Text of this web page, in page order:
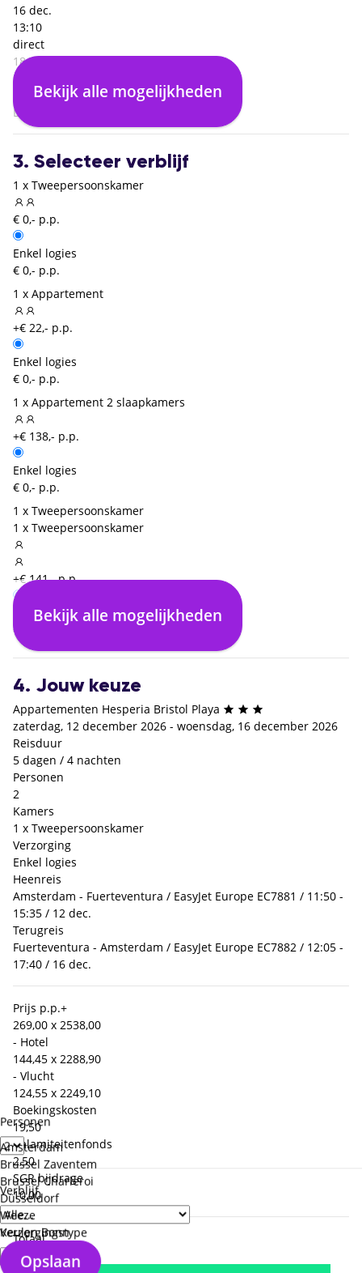
Personen
Verblijf
Verzorgingstype
Amsterdam
Brussel Zaventem
Brussel Charleroi
Düsseldorf
Weeze
Keulen Bonn
Opslaan
16 dec.
13:10
direct
18:35
Fuerteventura (FUE)
04:25
Dusseldorf (DUS)
Bekijk alle mogelijkheden
3. Selecteer verblijf
1 x Tweepersoonskamer
€ 0,- p.p.
Enkel logies
€ 0,- p.p.
1 x Appartement
+€ 22,- p.p.
Enkel logies
€ 0,- p.p.
1 x Appartement 2 slaapkamers
+€ 138,- p.p.
Enkel logies
€ 0,- p.p.
1 x Tweepersoonskamer
1 x Tweepersoonskamer
+€ 141,- p.p.
Enkel logies
€ 0,- p.p.
Bekijk alle mogelijkheden
4. Jouw keuze
Appartementen Hesperia Bristol Playa
zaterdag, 12 december 2026 - woensdag, 16 december 2026
Reisduur
5 dagen / 4 nachten
Personen
2
Kamers
1 x Tweepersoonskamer
Verzorging
Enkel logies
Heenreis
Amsterdam - Fuerteventura / EasyJet Europe EC7881 / 11:50 -
15:35 / 12 dec.
Terugreis
Fuerteventura - Amsterdam / EasyJet Europe EC7882 / 12:05 -
17:40 / 16 dec.
Prijs p.p.+
269,00 x 2538,00
- Hotel
144,45 x 2288,90
- Vlucht
124,55 x 2249,10
Boekingskosten
19,50
Calamiteitenfonds
2,50
SGR bijdrage
10,00
Totaal
570,-